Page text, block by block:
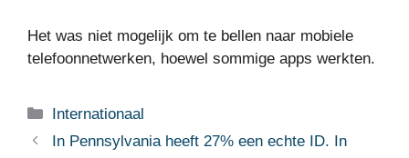
Het was niet mogelijk om te bellen naar mobiele
telefoonnetwerken, hoewel sommige apps werkten.
Categorieën
Internationaal
In Pennsylvania heeft 27% een echte ID. In